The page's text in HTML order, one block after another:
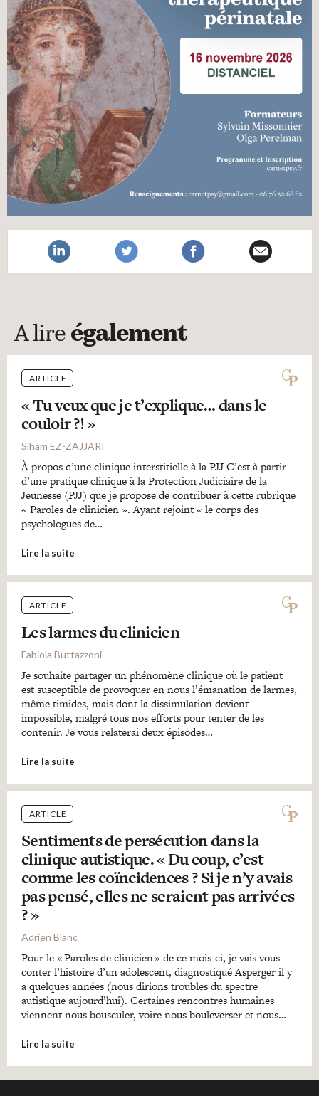
A lire également
ARTICLE
« Tu veux que je t’explique… dans le
couloir ?! »
Siham EZ-ZAJJARI
À propos d’une clinique interstitielle à la PJJ C’est à partir
d’une pratique clinique à la Protection Judiciaire de la
Jeunesse (PJJ) que je propose de contribuer à cette rubrique
« Paroles de clinicien ». Ayant rejoint « le corps des
psychologues de…
Lire la suite
ARTICLE
Les larmes du clinicien
Fabiola Buttazzoni
Je souhaite partager un phénomène clinique où le patient
est susceptible de provoquer en nous l’émanation de larmes,
même timides, mais dont la dissimulation devient
impossible, malgré tous nos efforts pour tenter de les
contenir. Je vous relaterai deux épisodes…
Lire la suite
ARTICLE
Sentiments de persécution dans la
clinique autistique. « Du coup, c’est
comme les coïncidences ? Si je n’y avais
pas pensé, elles ne seraient pas arrivées
? »
Adrien Blanc
Pour le « Paroles de clinicien » de ce mois-ci, je vais vous
conter l’histoire d’un adolescent, diagnostiqué Asperger il y
a quelques années (nous dirions troubles du spectre
autistique aujourd’hui). Certaines rencontres humaines
viennent nous bousculer, voire nous bouleverser et nous…
Lire la suite